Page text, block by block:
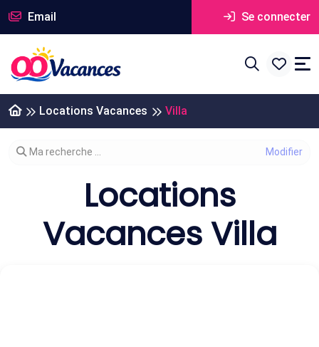
Email Se connecter
Locations Vacances Villa
Modifier votre recherche
Ma recherche ...
Locations
Vacances Villa